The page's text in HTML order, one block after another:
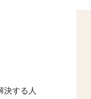
決する人